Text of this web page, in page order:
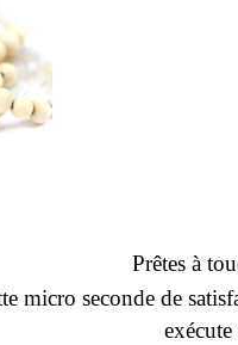
Prêtes à
micro seconde de
exécute